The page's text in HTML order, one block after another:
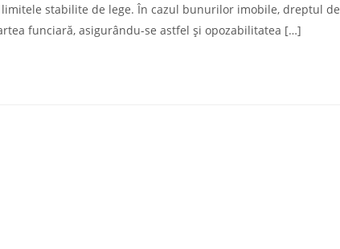
stabilite de lege. În cazul bunurilor imobile, dreptul de
funciară, asigurându-se astfel și opozabilitatea […]